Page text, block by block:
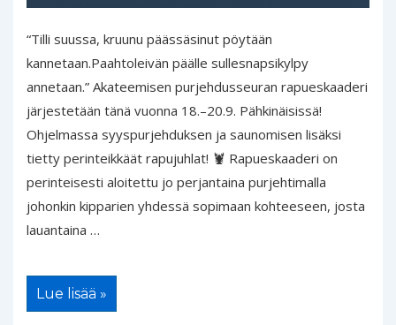
“Tilli suussa, kruunu päässäsinut pöytään
kannetaan.Paahtoleivän päälle sullesnapsikylpy
annetaan.” Akateemisen purjehdusseuran rapueskaaderi
järjestetään tänä vuonna 18.–20.9. Pähkinäisissä!
Ohjelmassa syyspurjehduksen ja saunomisen lisäksi
tietty perinteikkäät rapujuhlat! 🦞 Rapueskaaderi on
perinteisesti aloitettu jo perjantaina purjehtimalla
johonkin kipparien yhdessä sopimaan kohteeseen, josta
lauantaina …
Perinteinen
rapueskaaderi
18.–
Lue lisää »